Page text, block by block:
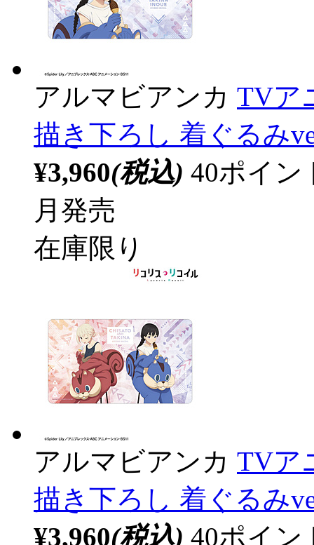
アルマビアンカ TVア
描き下ろし 着ぐるみ
¥3,960(税込) 40ポイ
月発売
在庫限り
アルマビアンカ TVア
描き下ろし 着ぐるみ
¥3,960(税込) 40ポイ